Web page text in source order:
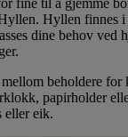
Hyllen finnes
dine behov ved
beholdere for
papirholder
eller eik.